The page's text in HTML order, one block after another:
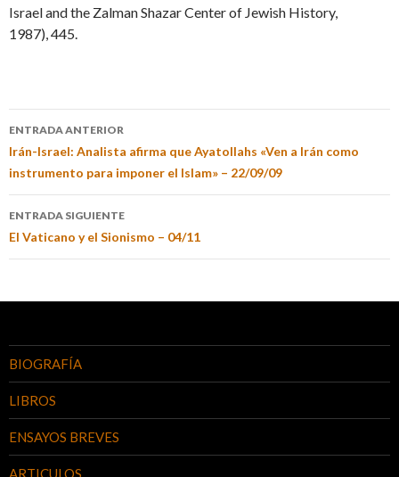
Israel and the Zalman Shazar Center of Jewish History,
1987), 445.
ENTRADA ANTERIOR
Irán-Israel: Analista afirma que Ayatollahs «Ven a Irán como
instrumento para imponer el Islam» – 22/09/09
ENTRADA SIGUIENTE
El Vaticano y el Sionismo – 04/11
BIOGRAFÍA
LIBROS
ENSAYOS BREVES
ARTICULOS